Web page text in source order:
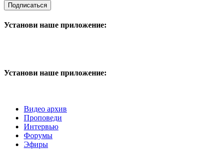
Подписаться
Установи наше приложение:
Установи наше приложение:
Видео архив
Проповеди
Интервью
Форумы
Эфиры